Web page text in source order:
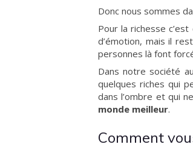
Donc nous sommes
Pour la richesse
d’émotion, mais il
personnes là font
Dans notre société
quelques riches qui
dans l’ombre et qui
monde meilleur.
Comment